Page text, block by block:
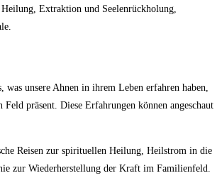
Extraktion und Seelenrückholung,
was unsere Ahnen in ihrem Leben erfahren haben,
Feld präsent. Diese Erfahrungen können angeschaut
Reisen zur spirituellen Heilung, Heilstrom in die
zur Wiederherstellung der Kraft im Familienfeld.